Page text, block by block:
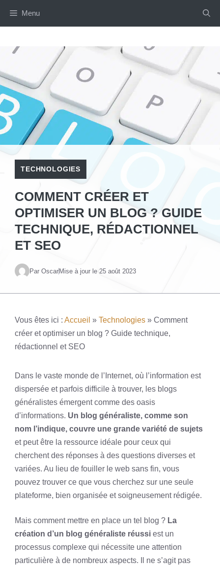
Menu
TECHNOLOGIES
COMMENT CRÉER ET
OPTIMISER UN BLOG ? GUIDE
TECHNIQUE, RÉDACTIONNEL
ET SEO
Par OscarMise à jour le 25 août 2023
Vous êtes ici : Accueil » Technologies » Comment
créer et optimiser un blog ? Guide technique,
rédactionnel et SEO
Dans le vaste monde de l’Internet, où l’information est
dispersée et parfois difficile à trouver, les blogs
généralistes émergent comme des oasis
d’informations. Un blog généraliste, comme son
nom l’indique, couvre une grande variété de sujets
et peut être la ressource idéale pour ceux qui
cherchent des réponses à des questions diverses et
variées. Au lieu de fouiller le web sans fin, vous
pouvez trouver ce que vous cherchez sur une seule
plateforme, bien organisée et soigneusement rédigée.
Mais comment mettre en place un tel blog ? La
création d’un blog généraliste réussi est un
processus complexe qui nécessite une attention
particulière à de nombreux aspects. Il ne s’agit pas